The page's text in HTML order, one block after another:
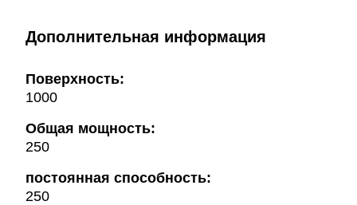
Дополнительная информация
Поверхность:
1000
Общая мощность:
250
постоянная способность:
250